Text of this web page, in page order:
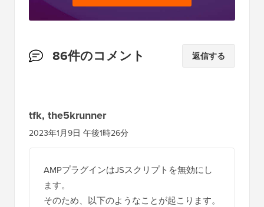
読
の
イ
ン
86件のコメント 返信する
tfk, the5krunner
2023年1月9日 午後1時26分
AMPプラグインはJSスクリプトを無効にし
ます。
そのため、以下のようなことが起こります。